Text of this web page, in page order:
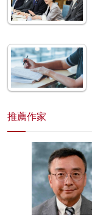
推薦作家